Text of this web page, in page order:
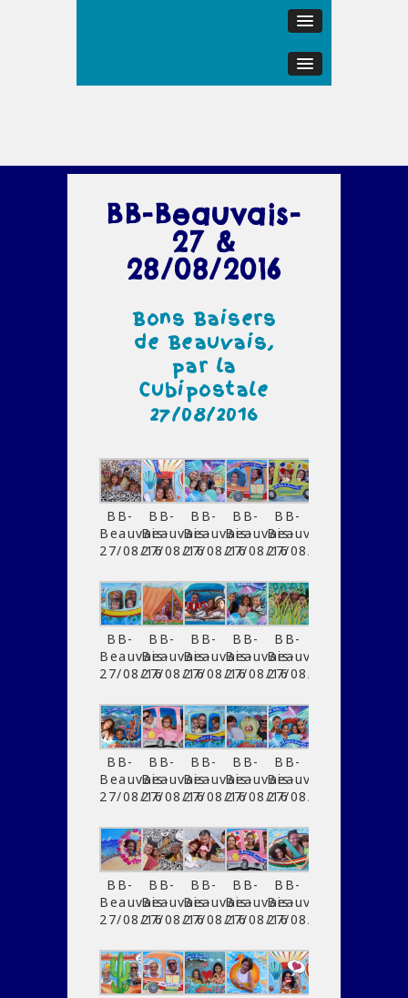
BB-Beauvais-
27 &
28/08/2016
Bons Baisers
de Beauvais,
par la
Cubipostale
27/08/2016
BB-
Beauvais-
27/08/16
BB-
Beauvais-
27/08/16
BB-
Beauvais-
27/08/16
BB-
Beauvais-
27/08/16
BB-
Beauvais-
27/08/16
BB-
Beauvais-
27/08/16
BB-
Beauvais-
27/08/16
BB-
Beauvais-
27/08/16
BB-
Beauvais-
27/08/16
BB-
Beauvais-
27/08/16
BB-
Beauvais-
27/08/16
BB-
Beauvais-
27/08/16
BB-
Beauvais-
27/08/16
BB-
Beauvais-
27/08/16
BB-
Beauvais-
27/08/16
BB-
Beauvais-
27/08/16
BB-
Beauvais-
27/08/16
BB-
Beauvais-
27/08/16
BB-
Beauvais-
27/08/16
BB-
Beauvais-
27/08/16